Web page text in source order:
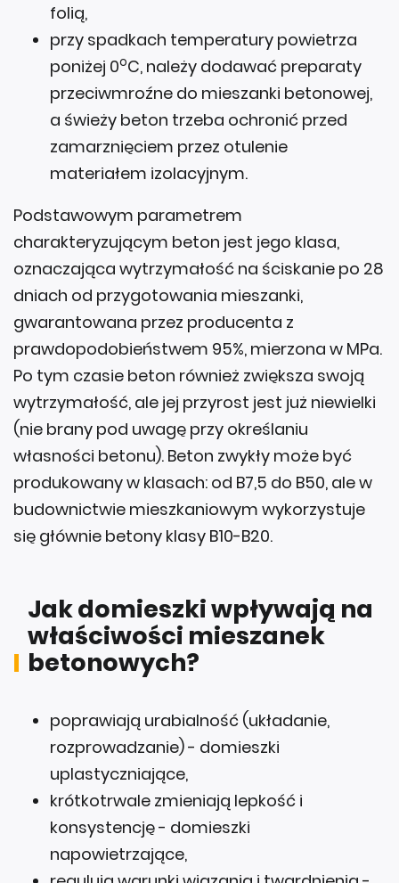
folią,
przy spadkach temperatury powietrza
poniżej 0oC, należy dodawać preparaty
przeciwmroźne do mieszanki betonowej,
a świeży beton trzeba ochronić przed
zamarznięciem przez otulenie
materiałem izolacyjnym.
Podstawowym parametrem
charakteryzującym beton jest jego klasa,
oznaczająca wytrzymałość na ściskanie po 28
dniach od przygotowania mieszanki,
gwarantowana przez producenta z
prawdopodobieństwem 95%, mierzona w MPa.
Po tym czasie beton również zwiększa swoją
wytrzymałość, ale jej przyrost jest już niewielki
(nie brany pod uwagę przy określaniu
własności betonu). Beton zwykły może być
produkowany w klasach: od B7,5 do B50, ale w
budownictwie mieszkaniowym wykorzystuje
się głównie betony klasy B10-B20.
Jak domieszki wpływają na
właściwości mieszanek
betonowych?
poprawiają urabialność (układanie,
rozprowadzanie) - domieszki
uplastyczniające,
krótkotrwale zmieniają lepkość i
konsystencję - domieszki
napowietrzające,